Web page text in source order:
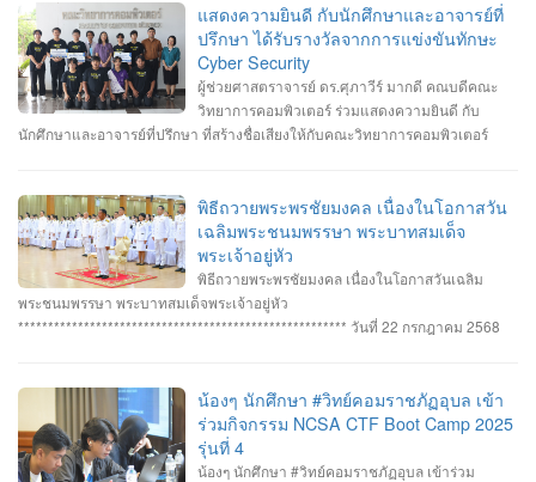
แสดงความยินดี กับนักศึกษาและอาจารย์ที่
ปรึกษา ได้รับรางวัลจากการแข่งขันทักษะ
Cyber Security
ผู้ช่วยศาสตราจารย์ ดร.ศุภาวีร์ มากดี คณบดีคณะ
วิทยาการคอมพิวเตอร์ ร่วมแสดงความยินดี กับ
นักศึกษาและอาจารย์ที่ปรึกษา ที่สร้างชื่อเสียงให้กับคณะวิทยาการคอมพิวเตอร์
ปลอดภัยทางไซเบอร์ IT RERU CYBER HACKATHON#1 2025 ภายใต้โครงการ
“เปิดโลกวิชาการ 25 ปี มหาวิทยาลัยราชภัฏร้อยเอ็ด” วันที่ 7-8 กรกฎาคม 2568 รุ่น
Senior #รางวัลชนะเลิศ ทีม Don’t know Everything นายชัยวัฒน์ ชัยฤทธิ์ นาย
อาทิตย์ สายกนก นายสุริยา ขันทา ทำคะแนนได้สูงสุด 2260 คะแนน #รางวัลรอง
ชนะเลิศอันดับที่_1 ทีม MVP นายอัมรินทร์ จำปาหอม นายนวพงษ์ ธรรมสัตย์ นายวี
รพงษ์ โสระธิ ทำคะแนนได้ 1310 คะแนน #รางวัลรองชนะเลิศอันดับที่_2 ทีม
รัตนภักดี MR. SENG SOPHIN นายศตวรรษ วิลามาตย์ ทำคะแนนได้ 500 คะแนน
จบที่อันดับ 9 จาก 13 ทีมที่เข้าร่วมแข่งขันในครั้งนี้ RERU CYBER
HACKATHON#1 2025 จัดโดย คณะเทคโนโลยีสารสนเทศ มหาวิทยาลัยราชภัฏ
ร้อยเอ็ด ร่วมกับสำนักงานคณะกรรมการการรักษาความมั่นคงปลอดภัยไซเบอร์แห่ง
พิธีถวายพระพรชัยมงคล เนื่องในโอกาสวัน
เฉลิมพระชนมพรรษา พระบาทสมเด็จ
พระเจ้าอยู่หัว
พิธีถวายพระพรชัยมงคล เนื่องในโอกาสวันเฉลิม
พระชนมพรรษา พระบาทสมเด็จพระเจ้าอยู่หัว
******************************************************* วันที่ 22 กรกฎาคม 2568
พระเจ้าอยู่หัว เนื่องในโอกาสมหามงคลเฉลิมพระชนมพรรษา 28 กรกฎาคม 2568 ณ
หอประชุมไพรพะยอม มหาวิทยาลัยราชภัฏอุบลราชธานี โดยมีท่าน รอง
ศาสตราจารย์ธรรมรักษ์ ละอองนวล อธิการบดี เป็นประธานในพิธีถวายพระพร
ชัยมงคลและวางพานพุ่มทอง-พานพุ่มเงิน #คณะวิทยาการคอมพิวเตอร์
น้องๆ นักศึกษา #วิทย์คอมราชภัฏอุบล เข้า
ร่วมกิจกรรม NCSA CTF Boot Camp 2025
รุ่นที่ 4
น้องๆ นักศึกษา #วิทย์คอมราชภัฏอุบล เข้าร่วม